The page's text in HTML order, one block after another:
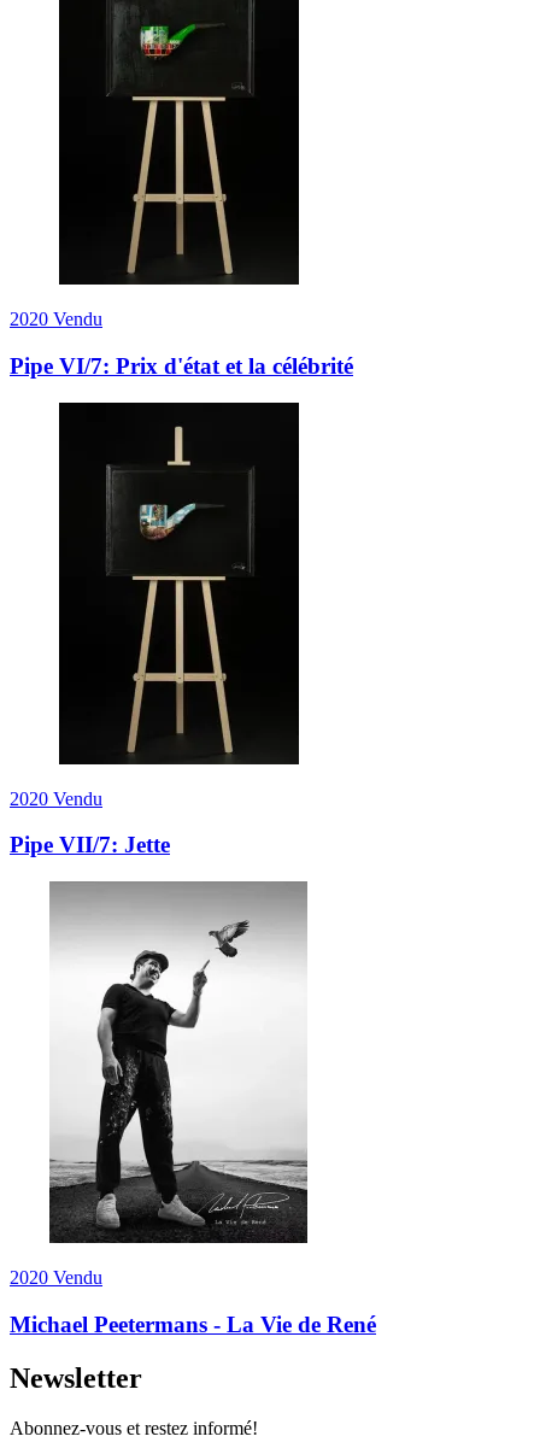
2020 Vendu
Pipe VI/7: Prix d'état et la célébrité
2020 Vendu
Pipe VII/7: Jette
2020 Vendu
Michael Peetermans - La Vie de René
Newsletter
Abonnez-vous et restez informé!